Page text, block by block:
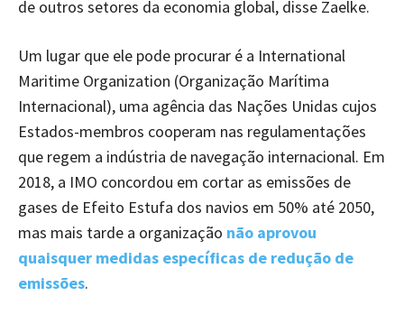
de outros setores da economia global, disse Zaelke.
Um lugar que ele pode procurar é a International
Maritime Organization (Organização Marítima
Internacional), uma agência das Nações Unidas cujos
Estados-membros cooperam nas regulamentações
que regem a indústria de navegação internacional. Em
2018, a IMO concordou em cortar as emissões de
gases de Efeito Estufa dos navios em 50% até 2050,
mas mais tarde a organização não aprovou
quaisquer medidas específicas de redução de
emissões.